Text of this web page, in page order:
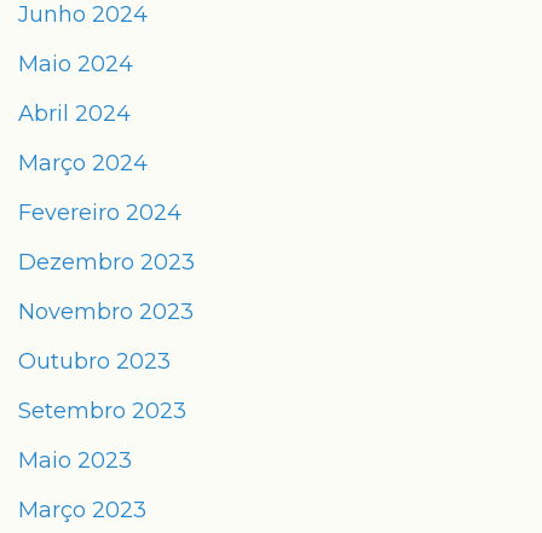
Junho 2024
Maio 2024
Abril 2024
Março 2024
Fevereiro 2024
Dezembro 2023
Novembro 2023
Outubro 2023
Setembro 2023
Maio 2023
Março 2023